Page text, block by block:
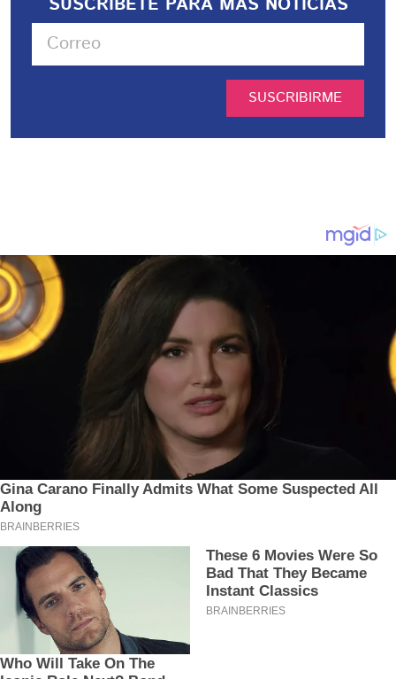
SUSCRIBETE PARA MÁS NOTICIAS
SUSCRIBIRME